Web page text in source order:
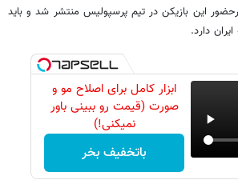
این بازیکن در تیم پرسپولیس منتشر شد و باید
دارد.
ابزار کامل برای اصلاح مو و
صورت (قیمت رو ببینی باور
نمیکنی!)
باتخفیف بخر